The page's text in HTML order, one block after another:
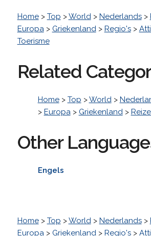
Home> Top >World> Nederlands>
Europa> Griekenland> Regio's>
Toerisme
Related
Home> Top >World>
> Europa> Griekenland>
Other
Engels
Home> Top >World> Nederlands>
Europa> Griekenland> Regio's>